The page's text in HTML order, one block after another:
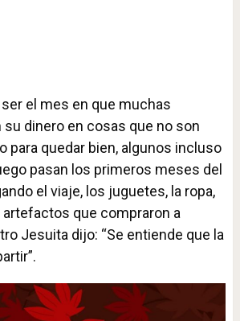
el mes en que muchas
dinero en cosas que no son
para quedar bien, algunos incluso
pasan los primeros meses del
el viaje, los juguetes, la ropa,
que compraron a
Jesuita dijo: “Se entiende que la